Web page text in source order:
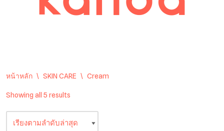
หน้าหลัก \ SKIN CARE \ Cream
Showing all 5 results